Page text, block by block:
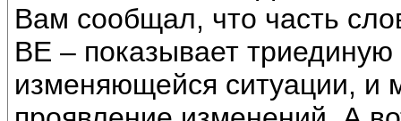
Вам сообщал, что часть
ВЕ – показывает
изменяющейся ситуации, и